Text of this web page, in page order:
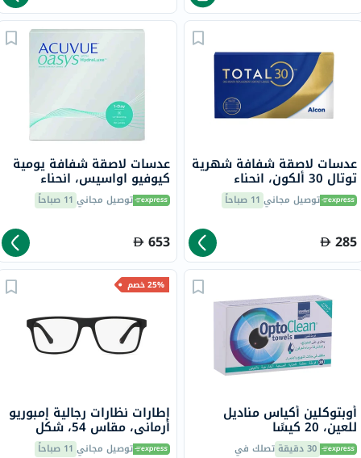
عدسات لاصقة شفافة شهرية
توتال 30 ألكون، انحناء
القاعدة 8.4 - عدد 6 عدساتتوصيل مجاني 11 صباحاً
285
عدسات لاصقة شفافة يومية
كيوفيو اواسيس، انحناء
القاعدة 8.5، 90 عدسةتوصيل مجاني 11 صباحاً
653
أوبتوكلين أكياس مناديل
للعين، 20 كيسًا
30 دقيقة تصلك في
25% خصم
إطارات نظارات رجالية إمبوريو
أرماني، مقاس 54، شكل
مستطيل - 50421W-0EA4115توصيل مجاني 11 صباحاً